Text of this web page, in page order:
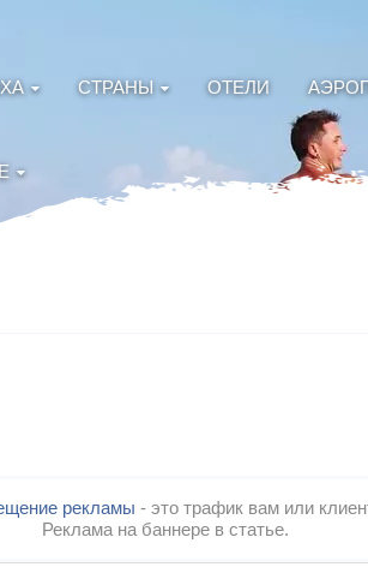
СТРАНЫ ОТЕЛИ
рекламы - это трафик вам или
Реклама на баннере в статье.